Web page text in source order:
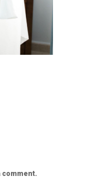
comment.